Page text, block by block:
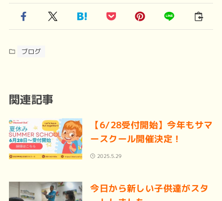
ブログ
関連記事
【6/28受付開始】今年もサマ
ースクール開催決定！
2025.5.29
今日から新しい子供達がスタ